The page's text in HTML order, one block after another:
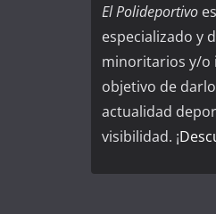
El Polideportivo
especializado y
minoritarios y/o
objetivo de
actualidad
visibilidad. ¡